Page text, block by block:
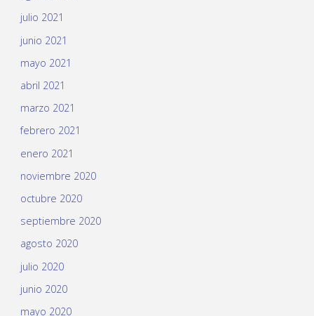
julio 2021
junio 2021
mayo 2021
abril 2021
marzo 2021
febrero 2021
enero 2021
noviembre 2020
octubre 2020
septiembre 2020
agosto 2020
julio 2020
junio 2020
mayo 2020